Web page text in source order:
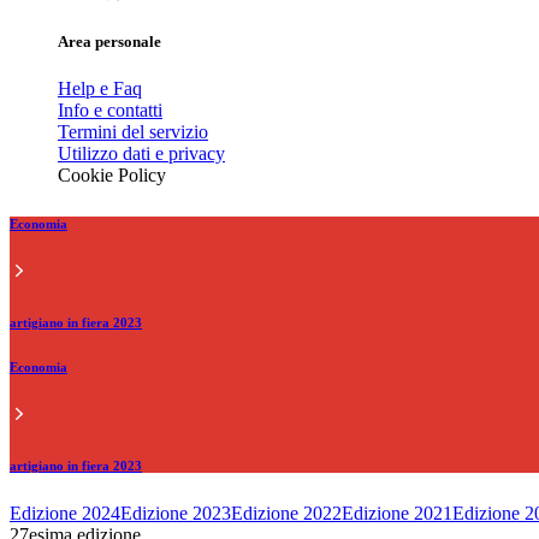
Area personale
Help e Faq
Info e contatti
Termini del servizio
Utilizzo dati e privacy
Cookie Policy
Economia
artigiano in fiera 2023
Economia
artigiano in fiera 2023
Edizione 2024Edizione 2023Edizione 2022Edizione 2021Edizione